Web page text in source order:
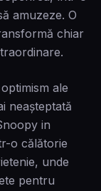
amuzeze. O
chiar
ale
neașteptată
in
o călătorie
unde
pentru